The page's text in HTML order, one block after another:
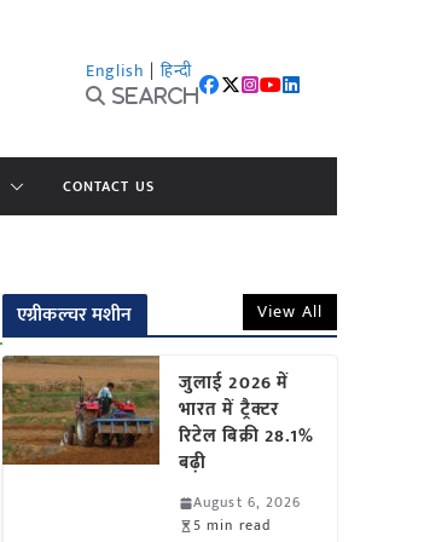
English | हिन्दी
Search
CONTACT US
एग्रीकल्चर मशीन View All
जुलाई 2026 में
भारत में ट्रैक्टर
रिटेल बिक्री 28.1%
बढ़ी
August 6, 2026
5 min read